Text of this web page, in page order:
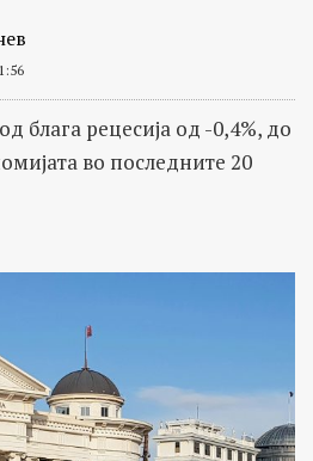
блага рецесија од -0,4%, до
во последните 20